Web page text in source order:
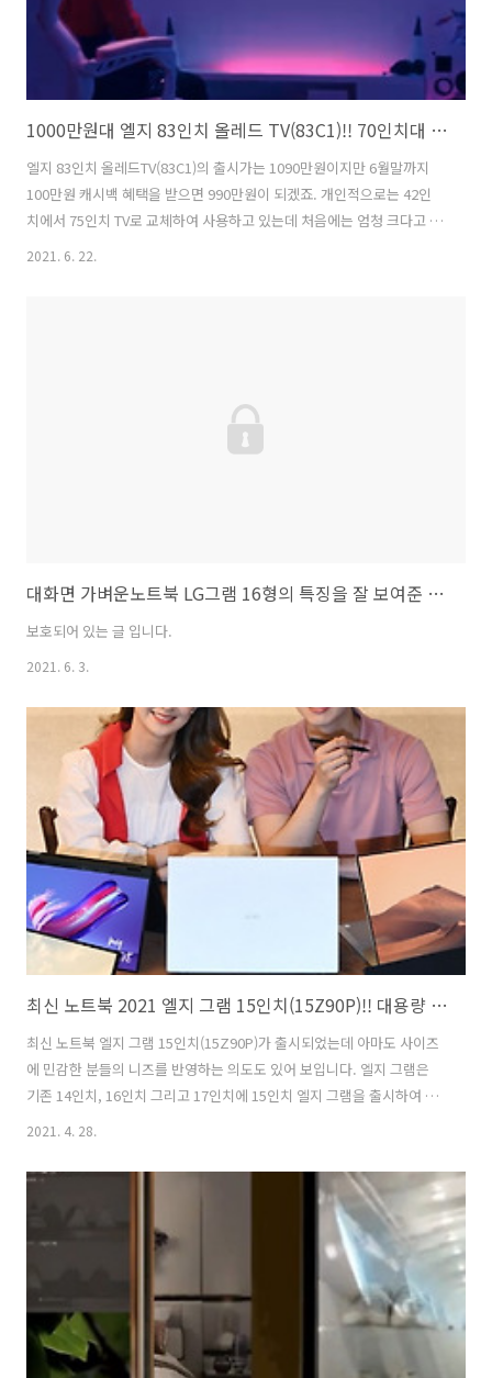
1000만원대 엘지 83인치 올레드 TV(83C1)!! 70인치대 보다 80인치대 대형 화면 TV에 욕심
엘지 83인치 올레드TV(83C1)의 출시가는 1090만원이지만 6월말까지
100만원 캐시백 혜택을 받으면 990만원이 되겠죠. 개인적으로는 42인
치에서 75인치 TV로 교체하여 사용하고 있는데 처음에는 엄청 크다고 생
면 TV 선호 추세 이어져 LG전자는 세계 최초로 대각선 길이 약 21..
2021. 6. 22.
대화면 가벼운노트북 LG그램 16형의 특징을 잘 보여준 기묘한 영상과 배터리 대용량에 놀라
보호되어 있는 글 입니다.
2021. 6. 3.
최신 노트북 2021 엘지 그램 15인치(15Z90P)!! 대용량 배터리와 인텔 11세대 포함한 스펙과 가격
최신 노트북 엘지 그램 15인치(15Z90P)가 출시되었는데 아마도 사이즈
에 민감한 분들의 니즈를 반영하는 의도도 있어 보입니다. 엘지 그램은
기존 14인치, 16인치 그리고 17인치에 15인치 엘지 그램을 출시하여 다
상하죠.ㅋㅋ 엘지 그램은 베젤이 얇아 일반 노트북의 디스플레이 사이즈
가 크기 때문에 비교해 보고 선택하면 좋을 것 같아요. 엘지 그램 15인치
라도 14인치 사이즈라고 보면 되거든요. 그럼 간단한 스펙과 가격에 대
해 정리해 보겠습니다. 최신 노트북 LG 그램 15인치 스펙과 가격 길어지
는 코로나19로 인해 노트북의 수요가 많아지면서 핑곗김에 노트북을 구
매..
2021. 4. 28.